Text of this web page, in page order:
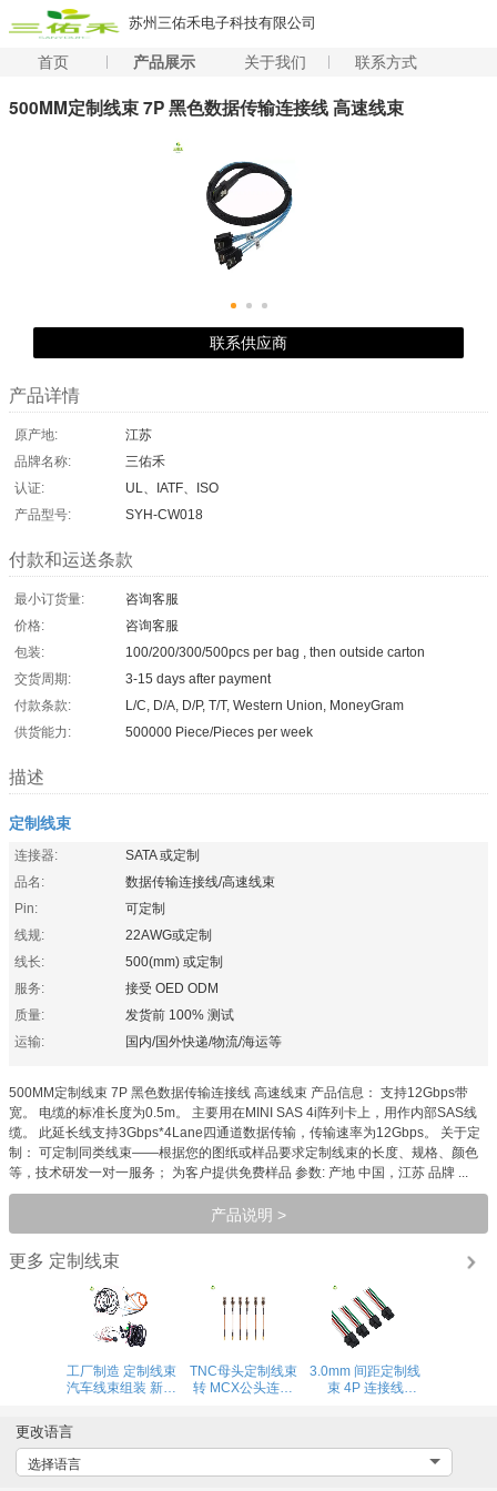
苏州三佑禾电子科技有限公司
首页 产品展示 关于我们 联系方式
500MM定制线束 7P 黑色数据传输连接线 高速线束
联系供应商
产品详情
原产地:
江苏
品牌名称:
三佑禾
认证:
UL、IATF、ISO
产品型号:
SYH-CW018
付款和运送条款
最小订货量:
咨询客服
价格:
咨询客服
包装:
100/200/300/500pcs per bag , then outside carton
交货周期:
3-15 days after payment
付款条款:
L/C, D/A, D/P, T/T, Western Union, MoneyGram
供货能力:
500000 Piece/Pieces per week
描述
定制线束
连接器:
SATA 或定制
品名:
数据传输连接线/高速线束
Pin:
可定制
线规:
22AWG或定制
线长:
500(mm) 或定制
服务:
接受 OED ODM
质量:
发货前 100% 测试
运输:
国内/国外快递/物流/海运等
500MM定制线束 7P 黑色数据传输连接线 高速线束​ 产品信息： 支持12Gbps带
宽。 电缆的标准长度为0.5m。 主要用在MINI SAS 4i阵列卡上，用作内部SAS线
缆。 此延长线支持3Gbps*4Lane四通道数据传输，传输速率为12Gbps。 关于定
制： 可定制同类线束——根据您的图纸或样品要求定制线束的长度、规格、颜色
等，技术研发一对一服务； 为客户提供免费样品 参数: 产地 中国，江苏 品牌 ...
产品说明 >
更多 定制线束
工厂制造 定制线束
汽车线束组装 新能
TNC母头定制线束
转 MCX公头连接
3.0mm 间距定制线
束 4P 连接线
更改语言
选择语言